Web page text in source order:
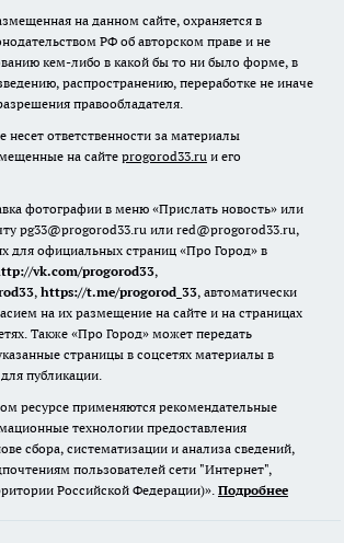
на данном сайте, охраняется в
РФ об авторском праве и не
кем-либо в какой бы то ни было форме, в
распространению, переработке не иначе
правообладателя.
несет ответственности за материалы
на сайте progorod33.ru и его
фотографии в меню «Прислать новость» или
pg33@progorod33.ru или red@progorod33.ru,
для официальных страниц «Про Город» в
vk.com/progorod33,
, https://t.me/progorod_33, автоматически
на их размещение на сайте и на страницах
Также «Про Город» может передать
страницы в соцсетях материалы в
публикации.
ресурсе применяются рекомендательные
технологии предоставления
сбора, систематизации и анализа сведений,
пользователей сети "Интернет",
Российской Федерации)». Подробнее